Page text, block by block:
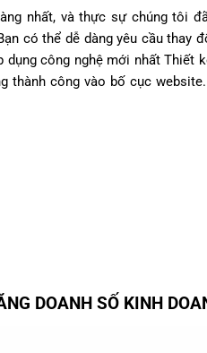
nhất, và thực sự chúng tôi
có thể dễ dàng yêu cầu thay
công nghệ mới nhất Thiết
thành công vào bố cục
DOANH SỐ KINH